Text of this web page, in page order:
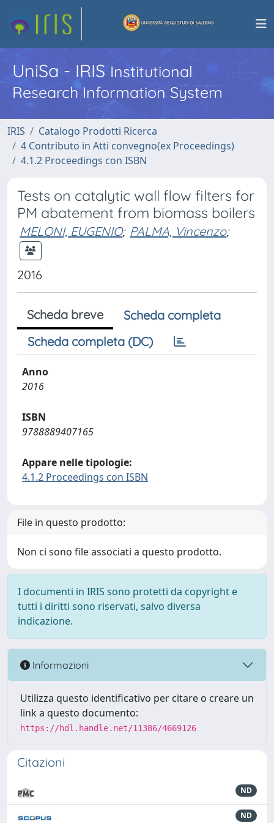
UniSa - IRISInstitutional
Research Information System
IRIS
Catalogo Prodotti Ricerca
4 Contributo in Atti convegno(ex Proceedings)
4.1.2 Proceedings con ISBN
Tests on catalytic wall flow filters for
PM abatement from biomass boilers
MELONI, EUGENIO; PALMA, Vincenzo;
2016
Scheda breve
Scheda completa
Scheda completa (DC)
Anno
2016
ISBN
9788889407165
Appare nelle tipologie:
4.1.2 Proceedings con ISBN
File in questo prodotto:
Non ci sono file associati a questo prodotto.
I documenti in IRIS sono protetti da copyright e
tutti i diritti sono riservati, salvo diversa
indicazione.
Informazioni
Utilizza questo identificativo per citare o creare un
link a questo documento:
https://hdl.handle.net/11386/4669126
Citazioni
ND
ND